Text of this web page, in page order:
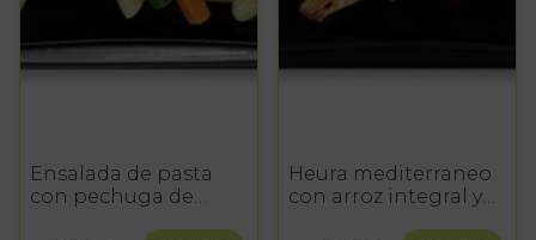
Ensalada de pasta
con pechuga de
Heura mediterraneo
con arroz integral y